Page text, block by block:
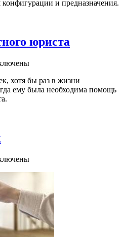
и предназначения.
юриста
хотя бы раз в жизни
ему была необходима помощь